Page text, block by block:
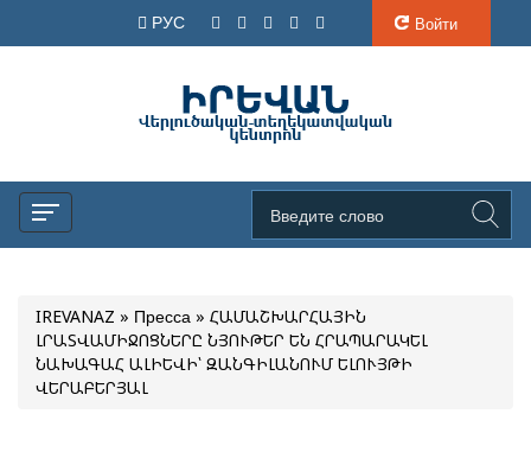
РУС Войти
IREVANAZ » Пресса » ՀԱՄԱՇԽԱՐՀԱՅԻՆ
ԼՐԱՏՎԱՄԻՋՈՑՆԵՐԸ ՆՅՈՒԹԵՐ ԵՆ ՀՐԱՊԱՐԱԿԵԼ
ՆԱԽԱԳԱՀ ԱԼԻԵՎԻ՝ ԶԱՆԳԻԼԱՆՈՒՄ ԵԼՈՒՅԹԻ
ՎԵՐԱԲԵՐՅԱԼ